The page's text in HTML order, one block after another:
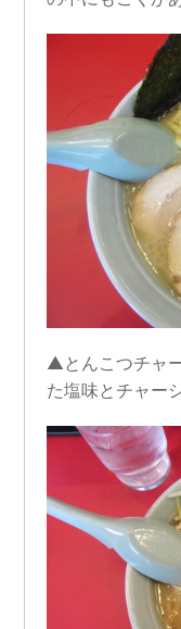
▲とんこつチャ
た塩味とチャー